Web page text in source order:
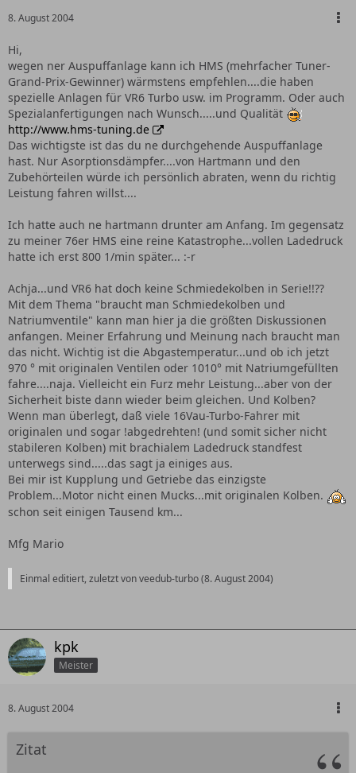
8. August 2004
Hi,
wegen ner Auspuffanlage kann ich HMS (mehrfacher Tuner-
Grand-Prix-Gewinner) wärmstens empfehlen....die haben
spezielle Anlagen für VR6 Turbo usw. im Programm. Oder auch
Spezialanfertigungen nach Wunsch.....und Qualität
http://www.hms-tuning.de
Das wichtigste ist das du ne durchgehende Auspuffanlage
hast. Nur Asorptionsdämpfer....von Hartmann und den
Zubehörteilen würde ich persönlich abraten, wenn du richtig
Leistung fahren willst....
Ich hatte auch ne hartmann drunter am Anfang. Im gegensatz
zu meiner 76er HMS eine reine Katastrophe...vollen Ladedruck
hatte ich erst 800 1/min später... :-r
Achja...und VR6 hat doch keine Schmiedekolben in Serie!!??
Mit dem Thema "braucht man Schmiedekolben und
Natriumventile" kann man hier ja die größten Diskussionen
anfangen. Meiner Erfahrung und Meinung nach braucht man
das nicht. Wichtig ist die Abgastemperatur...und ob ich jetzt
970 ° mit originalen Ventilen oder 1010° mit Natriumgefüllten
fahre....naja. Vielleicht ein Furz mehr Leistung...aber von der
Sicherheit biste dann wieder beim gleichen. Und Kolben?
Wenn man überlegt, daß viele 16Vau-Turbo-Fahrer mit
originalen und sogar !abgedrehten! (und somit sicher nicht
stabileren Kolben) mit brachialem Ladedruck standfest
unterwegs sind.....das sagt ja einiges aus.
Bei mir ist Kupplung und Getriebe das einzigste
Problem...Motor nicht einen Mucks...mit originalen Kolben.
schon seit einigen Tausend km...
Mfg Mario
Einmal editiert, zuletzt von veedub-turbo (8. August 2004)
kpk
Meister
8. August 2004
Zitat